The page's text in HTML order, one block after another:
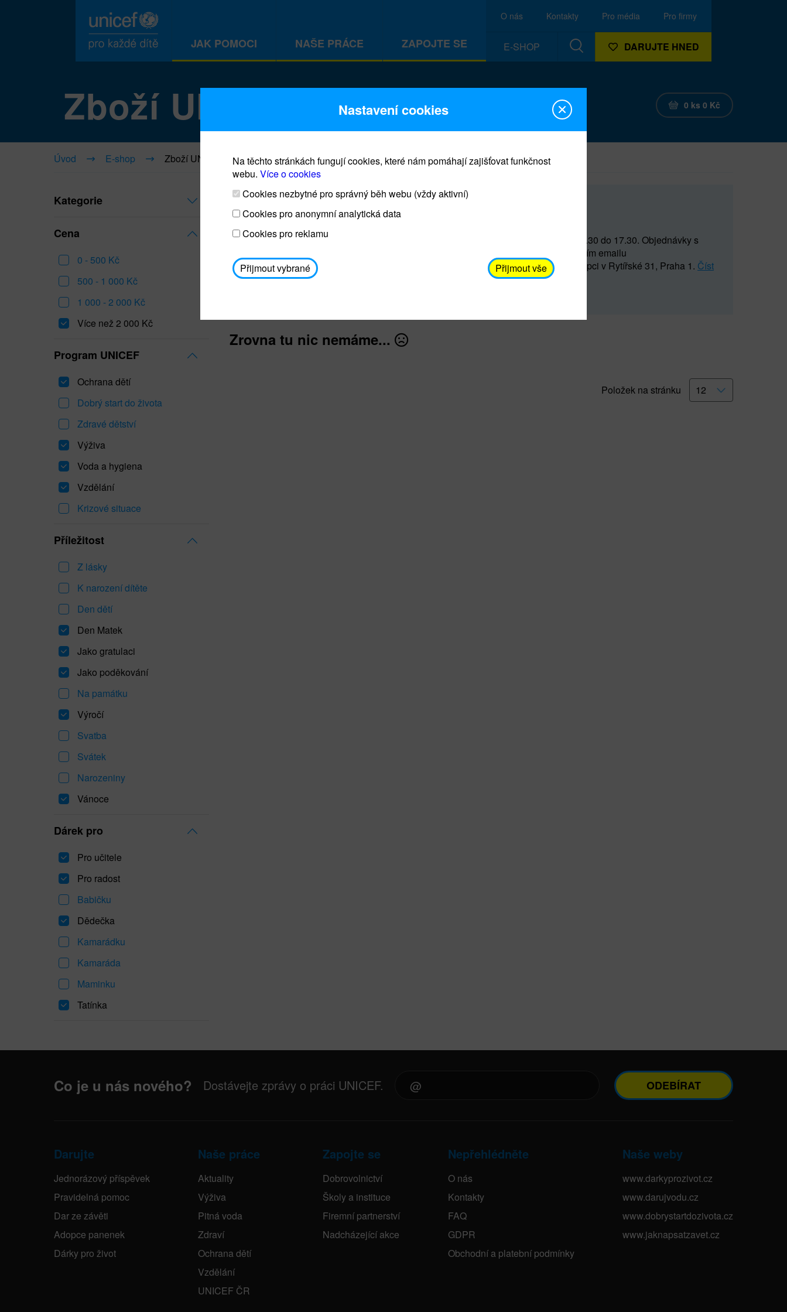
JAK POMOCI NAŠE PRÁCE ZAPOJTE SE
O nás Kontakty Pro média Pro firmy
E-SHOP DARUJTE HNED
Zboží UNICEF 0 ks 0 Kč
Úvod E-shop Zboží UNICEF
Kategorie
Cena
0 - 500 Kč
500 - 1 000 Kč
1 000 - 2 000 Kč
Více než 2 000 Kč
Program UNICEF
Ochrana dětí
Dobrý start do života
Zdravé dětství
Výživa
Voda a hygiena
Vzdělání
Krizové situace
Příležitost
Z lásky
K narození dítěte
Den dětí
Den Matek
Jako gratulaci
Jako poděkování
Na památku
Výročí
Svatba
Svátek
Narozeniny
Vánoce
Dárek pro
Pro učitele
Pro radost
Babičku
Dědečka
Kamarádku
Kamaráda
Maminku
Tatínka
Prodej blahopřání a dárků UNICEF
Prodejna UNICEF bude otevřena každý čtvrtek o 11 do 15 a od 15.30 do 17.30. Objednávky s
osobním odběrem je možné vyzvednout po domluvě (prostřednictvím emailu
avodickova@unicef.cz nebo telefonním čísle 606 655 547) na recepci v Rytířské 31, Praha 1. Číst
dále
Zrovna tu nic nemáme...
Položek na stránku
Co je u nás nového? Dostávejte zprávy o práci UNICEF. ODEBÍRAT
Darujte
Jednorázový příspěvek
Pravidelná pomoc
Dar ze závěti
Adopce panenek
Dárky pro život
Naše práce
Aktuality
Výživa
Pitná voda
Zdraví
Ochrana dětí
Vzdělání
UNICEF ČR
Zapojte se
Dobrovolnictví
Školy a instituce
Firemní partnerství
Nadcházející akce
Nepřehlédněte
O nás
Kontakty
FAQ
GDPR
Obchodní a platební podmínky
Naše weby
www.darkyprozivot.cz
www.darujvodu.cz
www.dobrystartdozivota.cz
www.jaknapsatzavet.cz
Nastavení cookies
Na těchto stránkách fungují cookies, které nám pomáhají zajišťovat funkčnost
webu. Více o cookies
Cookies nezbytné pro správný běh webu (vždy aktivní)
Cookies pro anonymní analytická data
Cookies pro reklamu
Přijmout vybrané Přijmout vše